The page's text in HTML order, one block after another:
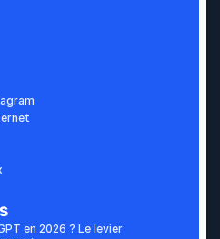
en 2026 ? Le levier